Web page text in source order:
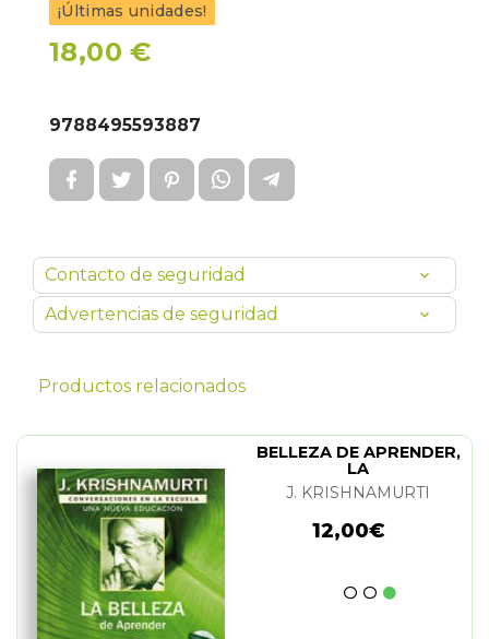
¡Últimas unidades!
18,00 €
9788495593887
Contacto de seguridad
Advertencias de seguridad
Productos relacionados
BELLEZA DE APRENDER,
LA
J. KRISHNAMURTI
12,00€